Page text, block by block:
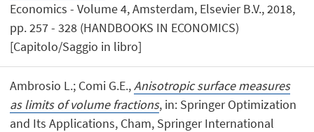
Economics - Volume 4, Amsterdam, Elsevier B.V., 2018,
pp. 257 - 328 (HANDBOOKS IN ECONOMICS)
[Capitolo/Saggio in libro]
Ambrosio L.; Comi G.E.,Anisotropic surface measures
as limits of volume fractions, in: Springer Optimization
and Its Applications, Cham, Springer International